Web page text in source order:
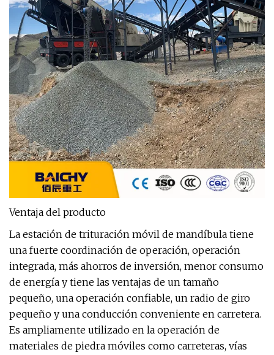
Ventaja del producto
La estación de trituración móvil de mandíbula tiene
una fuerte coordinación de operación, operación
integrada, más ahorros de inversión, menor consumo
de energía y tiene las ventajas de un tamaño
pequeño, una operación confiable, un radio de giro
pequeño y una conducción conveniente en carretera.
Es ampliamente utilizado en la operación de
materiales de piedra móviles como carreteras, vías